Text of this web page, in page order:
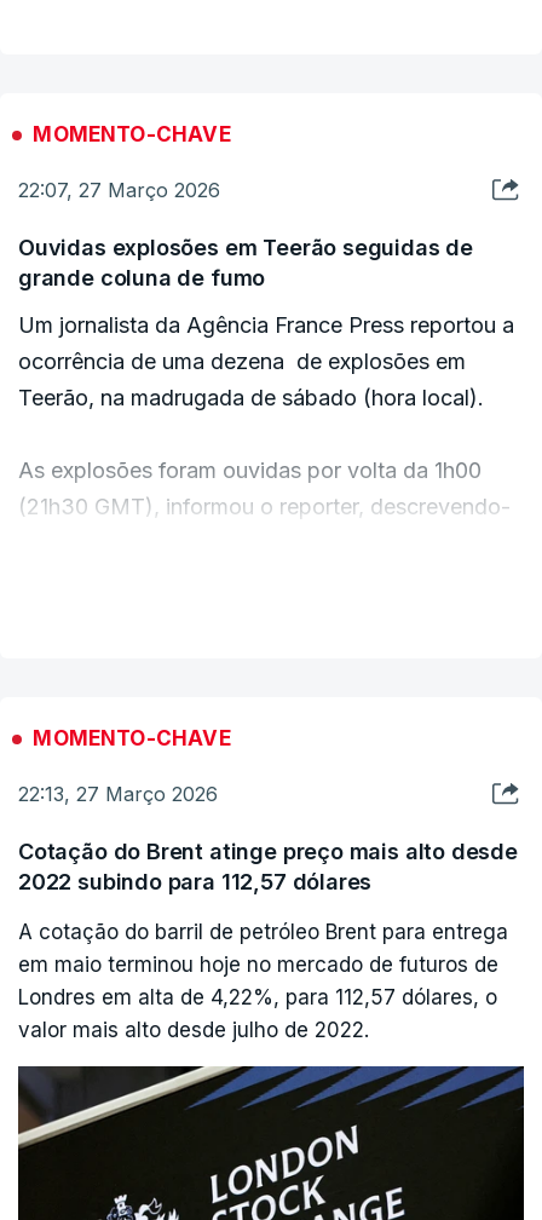
MOMENTO-CHAVE
22:07, 27 Março 2026
Ouvidas explosões em Teerão seguidas de
grande coluna de fumo
Um jornalista da Agência France Press reportou a
ocorrência de uma dezena de explosões em
Teerão, na madrugada de sábado (hora local).
As explosões foram ouvidas por volta da 1h00
(21h30 GMT), informou o reporter, descrevendo-
MOMENTO-CHAVE
22:13, 27 Março 2026
Cotação do Brent atinge preço mais alto desde
2022 subindo para 112,57 dólares
A cotação do barril de petróleo Brent para entrega
em maio terminou hoje no mercado de futuros de
Londres em alta de 4,22%, para 112,57 dólares, o
valor mais alto desde julho de 2022.